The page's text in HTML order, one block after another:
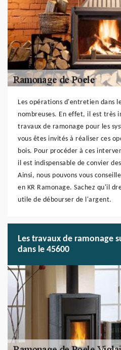
Les opérations d'entretien dans
nombreuses. En effet, il est très
travaux de ramonage pour les
vous êtes invités à réaliser ces
bois. Pour procéder à ces
il est indispensable de convier
Ainsi, nous pouvons vous
en KR Ramonage. Sachez qu'il
utile de débourser de l'argent.
Les travaux de ramonage
dans le 45600